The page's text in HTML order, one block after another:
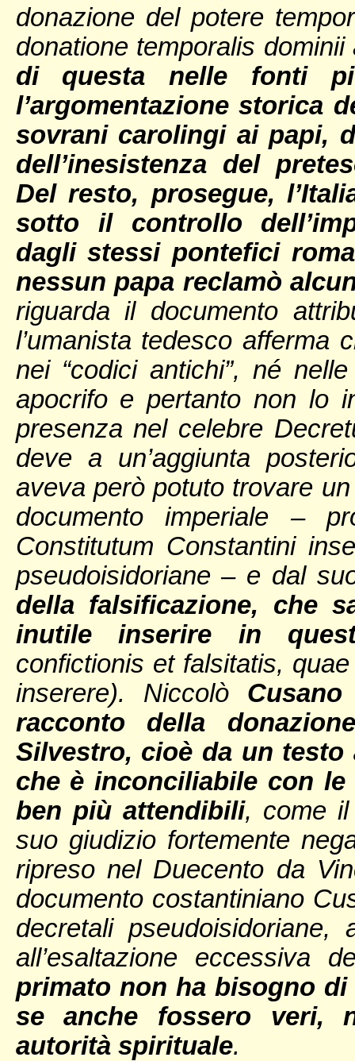
donazione del potere
donatione temporalis
di questa nelle fonti
l’argomentazione storica
sovrani carolingi ai papi,
dell’inesistenza del
Del resto, prosegue,
sotto il controllo
dagli stessi pontefici
nessun papa reclamò
riguarda il documento
l’umanista tedesco afferma
nei “codici antichi”, né
apocrifo e pertanto non lo
presenza nel celebre
deve a un’aggiunta
aveva però potuto trovare
documento imperiale –
Constitutum Constantini
pseudoisidoriane – e dal
della falsificazione, che
inutile inserire in
confictionis et falsitatis,
inserere). Niccolò
racconto della
Silvestro, cioè da un
che è inconciliabile con
ben più attendibili, come il
suo giudizio fortemente
ripreso nel Duecento da
documento costantiniano
decretali
all’esaltazione eccessiva
primato non ha bisogno
se anche fossero veri,
autorità spirituale.